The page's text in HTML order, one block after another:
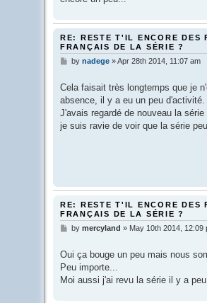
RE: RESTE T'IL ENCORE DES
FRANÇAIS DE LA SÉRIE ?
P
t
by nadege»Apr 28th 2014, 11:07 am
Cela faisait très longtemps que je
absence, il y a eu un peu d'activité.
J'avais regardé de nouveau la
je suis ravie de voir que la série
RE: RESTE T'IL ENCORE DES
FRANÇAIS DE LA SÉRIE ?
P
t
by mercyland » May 10th 2014, 12:09
Oui ça bouge un peu mais nous
Peu importe...
Moi aussi j'ai revu la série il y a